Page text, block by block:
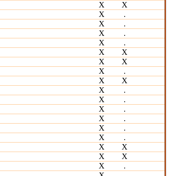
Х
Х
Х
.
Х
.
Х
.
Х
.
Х
Х
Х
Х
Х
.
Х
Х
Х
.
Х
.
Х
.
Х
.
Х
.
Х
.
Х
Х
Х
Х
Х
.